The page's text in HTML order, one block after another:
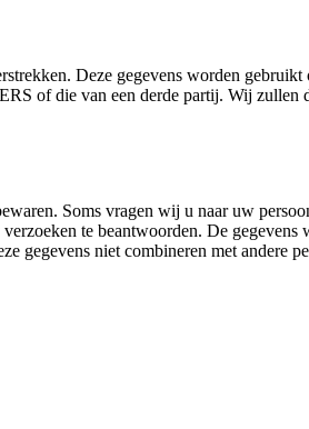
Deze gegevens worden
of die van een derde partij. Wij zullen
Soms vragen wij u naar uw
te beantwoorden. De gegevens
gegevens niet combineren met andere